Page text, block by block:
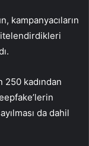
kampanyacıların
250 kadından
da dahil